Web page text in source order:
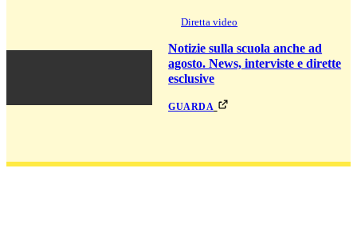
Diretta video
Notizie sulla scuola anche ad
agosto. News, interviste e dirette
esclusive
guarda